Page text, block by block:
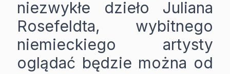
niezwykłe dzieło Juliana
Rosefeldta, wybitnego
niemieckiego artysty
oglądać będzie można od